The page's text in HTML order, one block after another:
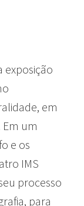
exposição
em
um
e os
IMS
processo
para